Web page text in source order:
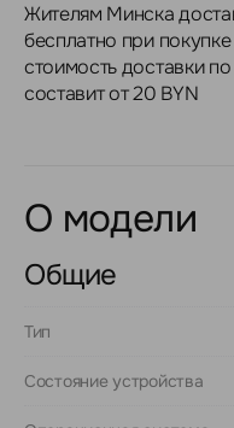
Жителям Минска
бесплатно при
стоимость доставки
составит от 20 BYN
О модели
Общие
Тип
Состояние устройства